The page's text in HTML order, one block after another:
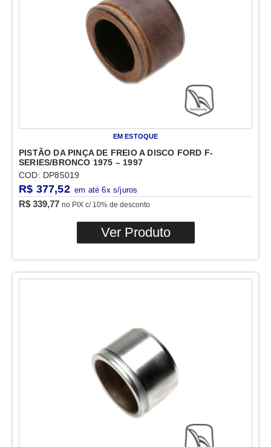
EM ESTOQUE
PISTÃO DA PINÇA DE FREIO A DISCO FORD F-
SERIES/BRONCO 1975 – 1997
COD: DP85019
R$ 377,52
R$ 339,77 no PIX c/ 10% de desconto
Ver Produto